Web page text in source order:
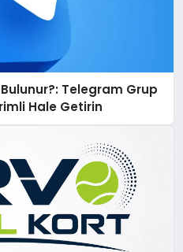
Telegram Grup
Hale Getirin